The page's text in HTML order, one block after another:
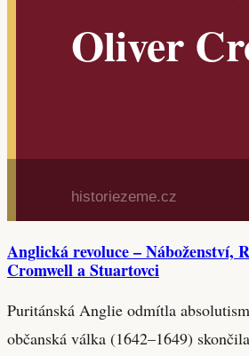
Anglická revoluce – Náboženství,
Cromwell a Stuartovci
Puritánská Anglie odmítla
občanská válka (1642–1649)